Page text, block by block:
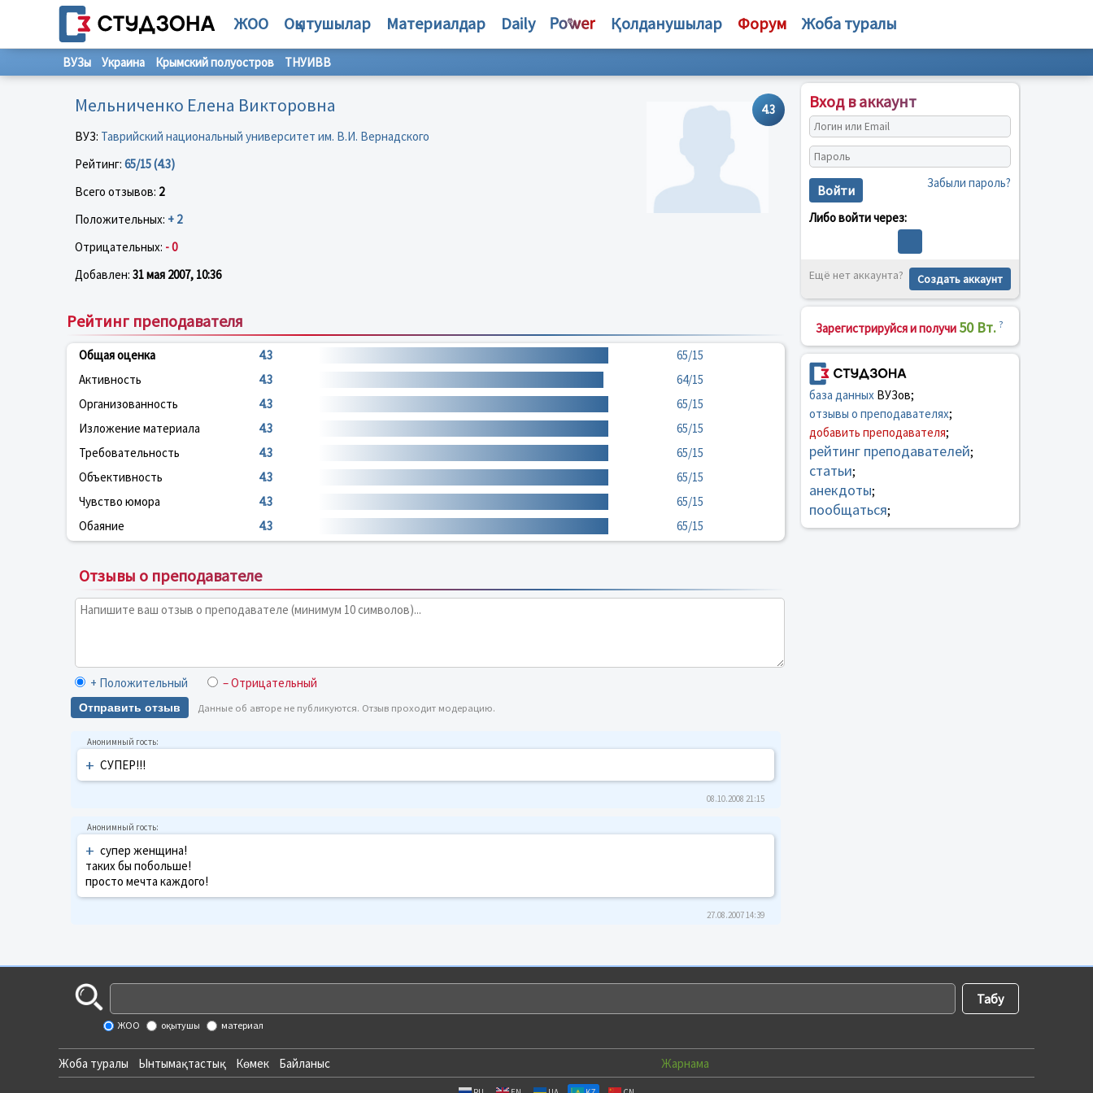
ЖОО Оқытушылар Материалдар Daily Қолданушылар Форум Жоба туралы
ВУЗы Украина Крымский полуостров ТНУИВВ
4.3
Мельниченко Елена Викторовна
ВУЗ: Таврийский национальный университет им. В.И. Вернадского
Рейтинг: 65/15 (4.3)
Всего отзывов: 2
Положительных: + 2
Отрицательных: - 0
Добавлен: 31 мая 2007, 10:36
Рейтинг преподавателя
Общая оценка 4.3
65/15
Активность
4.3
64/15
Организованность
4.3
65/15
Изложение материала
4.3
65/15
Требовательность
4.3
65/15
Объективность
4.3
65/15
Чувство юмора
4.3
65/15
Обаяние
4.3 65/15
Отзывы о преподавателе
+ Положительный – Отрицательный
Отправить отзыв Данные об авторе не публикуются. Отзыв проходит модерацию.
+ СУПЕР!!!
08.10.2008 21:15
+ супер женщина!
таких бы побольше!
просто мечта каждого!
27.08.2007 14:39
Вход в аккаунт
Войти Забыли пароль?
Либо войти через:
Ещё нет аккаунта? Создать аккаунт
Зарегистрируйся и получи 50 Вт. ?
база данныхВУЗов;
отзывы о преподавателях;
добавить преподавателя;
рейтинг преподавателей;
статьи;
анекдоты;
пообщаться;
ЖОО оқытушы материал
Жоба туралы Ынтымақтастық Көмек Байланыс Жарнама